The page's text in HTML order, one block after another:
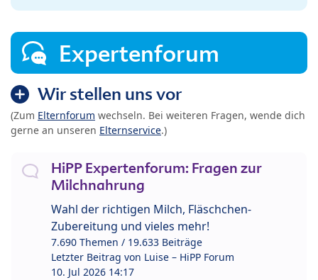
Expertenforum
Wir stellen uns vor
(Zum Elternforum wechseln. Bei weiteren Fragen, wende dich
gerne an unseren Elternservice.)
HiPP Expertenforum: Fragen zur
Milchnahrung
Wahl der richtigen Milch, Fläschchen-
Zubereitung und vieles mehr!
7.690 Themen / 19.633 Beiträge
Letzter Beitrag von Luise – HiPP Forum
10. Jul 2026 14:17